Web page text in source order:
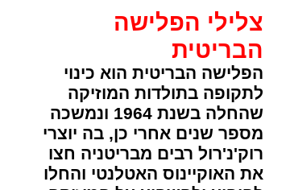
צלילי הפלישה
הבריטית
הפלישה הבריטית הוא כינוי
לתקופה בתולדות המוזיקה
שהחלה בשנת 1964 ונמשכה
מספר שנים אחרי כן, בה יוצרי
רוק'נ'רול רבים מבריטניה חצו
את האוקיינוס האטלנטי והחלו